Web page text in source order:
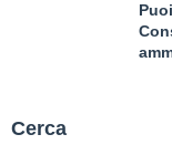
Cerca